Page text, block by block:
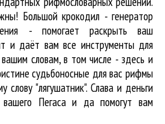
Большой крокодил - генератор
- помогает раскрыть ваш
и даёт вам все инструменты для
словам, в том числе - здесь и
судьбоносные для вас рифмы
слову "лягушатник". Слава и деньги
Пегаса и да помогут вам